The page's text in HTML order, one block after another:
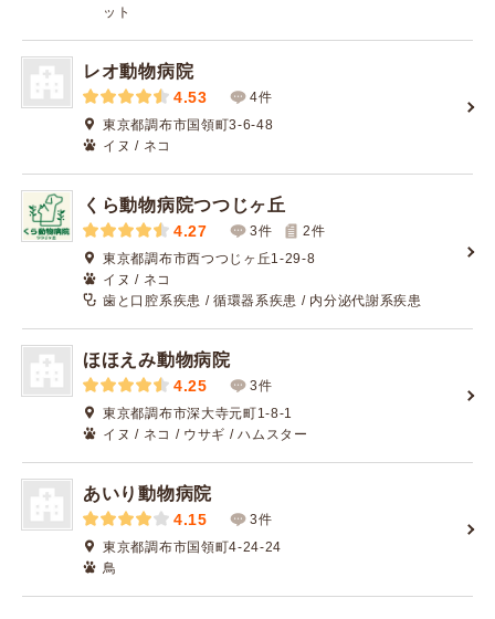
ット
レオ動物病院
4.53
4件
東京都調布市国領町3-6-48
イヌ / ネコ
くら動物病院つつじヶ丘
4.27 3件 2件
東京都調布市西つつじヶ丘1-29-8
イヌ / ネコ
歯と口腔系疾患 / 循環器系疾患 / 内分泌代謝系疾患
ほほえみ動物病院
4.25
3件
東京都調布市深大寺元町1-8-1
イヌ / ネコ / ウサギ / ハムスター
あいり動物病院
4.15
3件
東京都調布市国領町4-24-24
鳥